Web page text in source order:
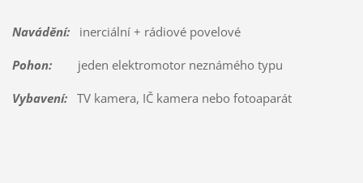
Navádění:inerciální + rádiové povelové
Pohon:jeden elektromotor neznámého typu
Vybavení:TV kamera, IČ kamera nebo fotoaparát